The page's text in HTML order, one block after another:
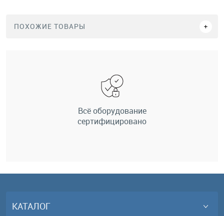
ПОХОЖИЕ ТОВАРЫ
Всё оборудование
сертифицировано
КАТАЛОГ